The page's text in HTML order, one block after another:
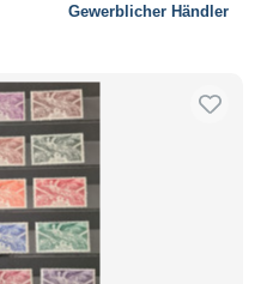
Gewerblicher Händler